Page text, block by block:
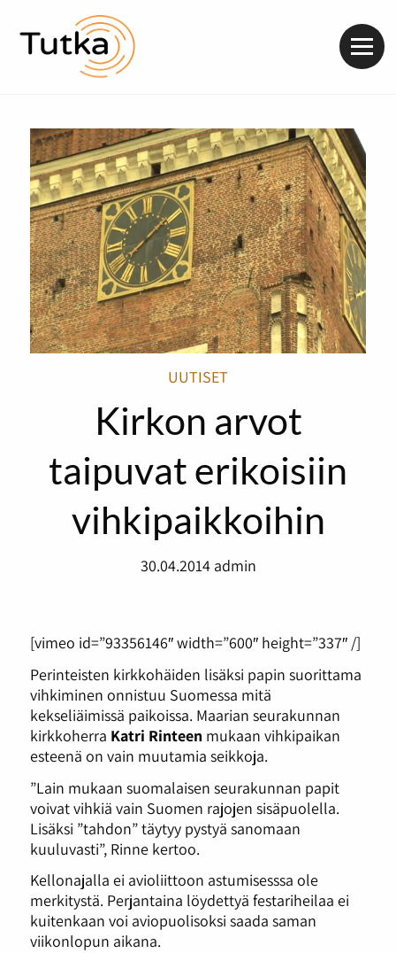
UUTISET
Kirkon arvot
taipuvat erikoisiin
vihkipaikkoihin
30.04.2014 admin
[vimeo id=”93356146″ width=”600″ height=”337″ /]
Perinteisten kirkkohäiden lisäksi papin suorittama
vihkiminen onnistuu Suomessa mitä
kekseliäimissä paikoissa. Maarian seurakunnan
kirkkoherra Katri Rinteenmukaan vihkipaikan
esteenä on vain muutamia seikkoja.
”Lain mukaan suomalaisen seurakunnan papit
voivat vihkiä vain Suomen rajojen sisäpuolella.
Lisäksi ”tahdon” täytyy pystyä sanomaan
kuuluvasti”, Rinne kertoo.
Kellonajalla ei avioliittoon astumisesssa ole
merkitystä. Perjantaina löydettyä festariheilaa ei
kuitenkaan voi aviopuolisoksi saada saman
viikonlopun aikana.